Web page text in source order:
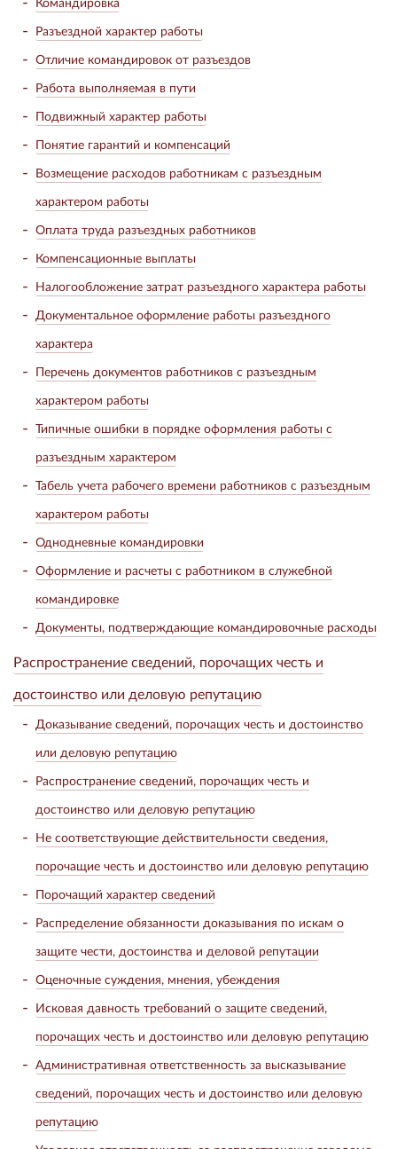
Разъездной характер работы
Отличие командировок от разъездов
Работа выполняемая в пути
Подвижный характер работы
Понятие гарантий и компенсаций
Возмещение расходов работникам с разъездным
характером работы
Оплата труда разъездных работников
Компенсационные выплаты
Налогообложение затрат разъездного характера работы
Документальное оформление работы разъездного
характера
Перечень документов работников с разъездным
характером работы
Типичные ошибки в порядке оформления работы с
разъездным характером
Табель учета рабочего времени работников с разъездным
характером работы
Однодневные командировки
Оформление и расчеты с работником в служебной
командировке
Документы, подтверждающие командировочные расходы
Распространение сведений, порочащих честь и
достоинство или деловую репутацию
Доказывание сведений, порочащих честь и достоинство
или деловую репутацию
Распространение сведений, порочащих честь и
достоинство или деловую репутацию
Не соответствующие действительности сведения,
порочащие честь и достоинство или деловую репутацию
Порочащий характер сведений
Распределение обязанности доказывания по искам о
защите чести, достоинства и деловой репутации
Оценочные суждения, мнения, убеждения
Исковая давность требований о защите сведений,
порочащих честь и достоинство или деловую репутацию
Административная ответственность за высказывание
сведений, порочащих честь и достоинство или деловую
репутацию